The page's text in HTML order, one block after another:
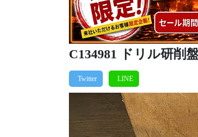
C134981 ドリル研削